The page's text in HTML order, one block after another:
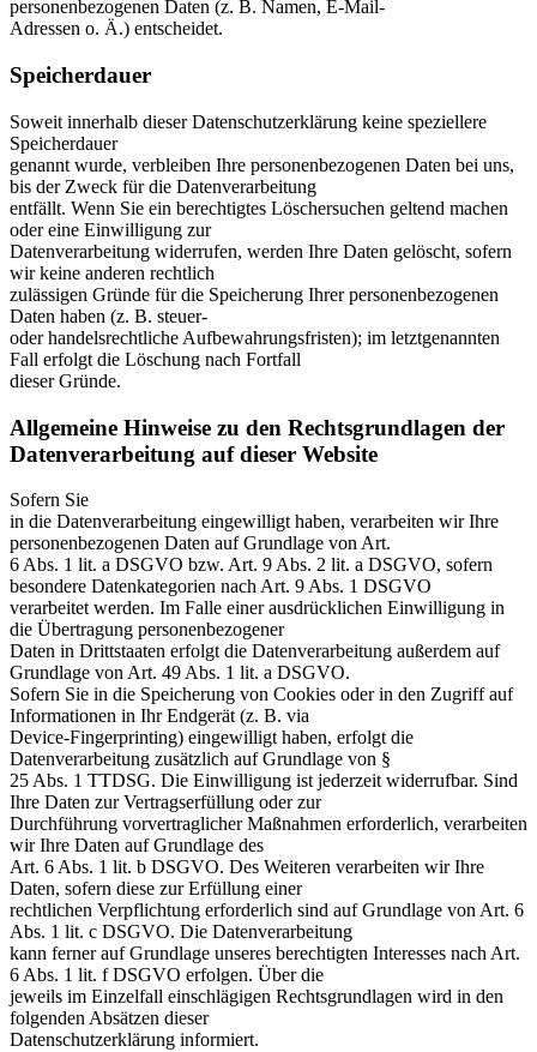
personenbezogenen Daten (z. B. Namen, E-Mail-
Adressen o. Ä.) entscheidet.
Speicherdauer
Soweit innerhalb dieser Datenschutzerklärung keine speziellere
Speicherdauer
genannt wurde, verbleiben Ihre personenbezogenen Daten bei uns,
bis der Zweck für die Datenverarbeitung
entfällt. Wenn Sie ein berechtigtes Löschersuchen geltend machen
oder eine Einwilligung zur
Datenverarbeitung widerrufen, werden Ihre Daten gelöscht, sofern
wir keine anderen rechtlich
zulässigen Gründe für die Speicherung Ihrer personenbezogenen
Daten haben (z. B. steuer-
oder handelsrechtliche Aufbewahrungsfristen); im letztgenannten
Fall erfolgt die Löschung nach Fortfall
dieser Gründe.
Allgemeine Hinweise zu den Rechtsgrundlagen der
Datenverarbeitung auf dieser Website
Sofern Sie
in die Datenverarbeitung eingewilligt haben, verarbeiten wir Ihre
personenbezogenen Daten auf Grundlage von Art.
6 Abs. 1 lit. a DSGVO bzw. Art. 9 Abs. 2 lit. a DSGVO, sofern
besondere Datenkategorien nach Art. 9 Abs. 1 DSGVO
verarbeitet werden. Im Falle einer ausdrücklichen Einwilligung in
die Übertragung personenbezogener
Daten in Drittstaaten erfolgt die Datenverarbeitung außerdem auf
Grundlage von Art. 49 Abs. 1 lit. a DSGVO.
Sofern Sie in die Speicherung von Cookies oder in den Zugriff auf
Informationen in Ihr Endgerät (z. B. via
Device-Fingerprinting) eingewilligt haben, erfolgt die
Datenverarbeitung zusätzlich auf Grundlage von §
25 Abs. 1 TTDSG. Die Einwilligung ist jederzeit widerrufbar. Sind
Ihre Daten zur Vertragserfüllung oder zur
Durchführung vorvertraglicher Maßnahmen erforderlich, verarbeiten
wir Ihre Daten auf Grundlage des
Art. 6 Abs. 1 lit. b DSGVO. Des Weiteren verarbeiten wir Ihre
Daten, sofern diese zur Erfüllung einer
rechtlichen Verpflichtung erforderlich sind auf Grundlage von Art. 6
Abs. 1 lit. c DSGVO. Die Datenverarbeitung
kann ferner auf Grundlage unseres berechtigten Interesses nach Art.
6 Abs. 1 lit. f DSGVO erfolgen. Über die
jeweils im Einzelfall einschlägigen Rechtsgrundlagen wird in den
folgenden Absätzen dieser
Datenschutzerklärung informiert.